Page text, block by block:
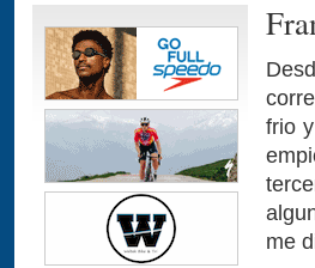
frio
me